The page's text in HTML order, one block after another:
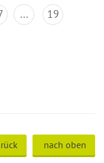
... 19
nach oben